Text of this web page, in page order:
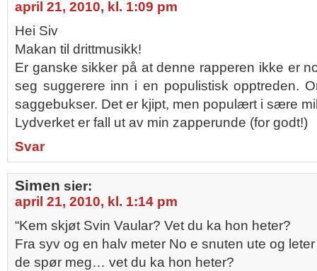
april 21, 2010, kl. 1:09 pm
Hei Siv
Makan til drittmusikk!
Er ganske sikker på at denne rapperen ikke er
seg suggerere inn i en populistisk opptreden.
saggebukser. Det er kjipt, men populært i sære
Lydverket er fall ut av min zapperunde (for godt!)
Svar
Simen sier:
april 21, 2010, kl. 1:14 pm
“Kem skjøt Svin Vaular? Vet du ka hon heter?
Fra syv og en halv meter No e snuten ute og leter
de spør meg… vet du ka hon heter?